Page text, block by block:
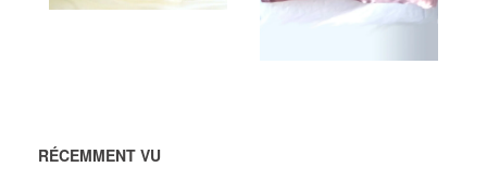
AJOUTER
AJOUTER AU
RÉCEMMENT VU